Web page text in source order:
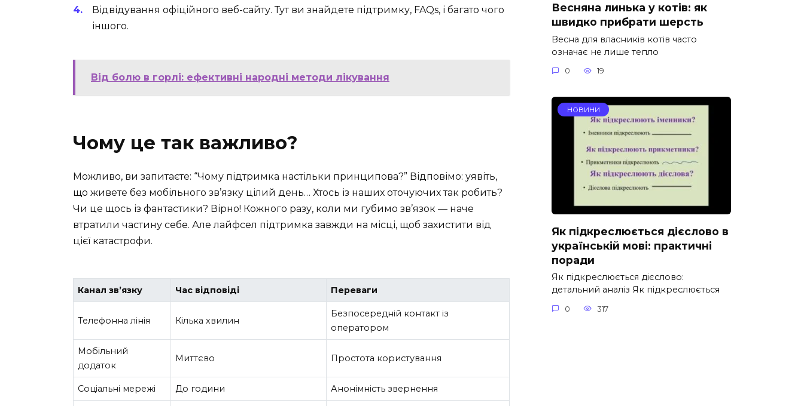
Відвідування офіційного веб-сайту. Тут ви знайдете підтримку, FAQs, і багато чого
іншого.
Від болю в горлі: ефективні народні методи лікування
Чому це так важливо?
Можливо, ви запитаєте: “Чому підтримка настільки принципова?” Відповімо: уявіть,
що живете без мобільного зв’язку цілий день… Хтось із наших оточуючих так робить?
Чи це щось із фантастики? Вірно! Кожного разу, коли ми губимо зв’язок — наче
втратили частину себе. Але лайфсел підтримка завжди на місці, щоб захистити від
цієї катастрофи.
Канал зв’язку Час відповіді Переваги
Телефонна лінія Кілька хвилин
Безпосередній контакт із
оператором
Мобільний
додаток
Миттєво Простота користування
Соціальні мережі До години Анонімність звернення
Весняна линька у котів: як
швидко прибрати шерсть
Весна для власників котів часто
означає не лише тепло
0 19
НОВИНИ
Як підкреслюється дієслово в
українській мові: практичні
поради
Як підкреслюється дієслово:
детальний аналіз Як підкреслюється
0 317